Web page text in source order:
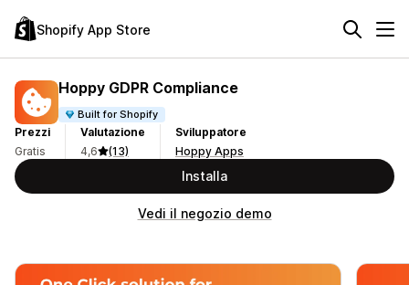
Shopify App Store
Hoppy GDPR Compliance
Built for Shopify
Prezzi
Gratis
Valutazione
4,6
(13)
Sviluppatore
Hoppy Apps
Installa
Vedi il negozio demo